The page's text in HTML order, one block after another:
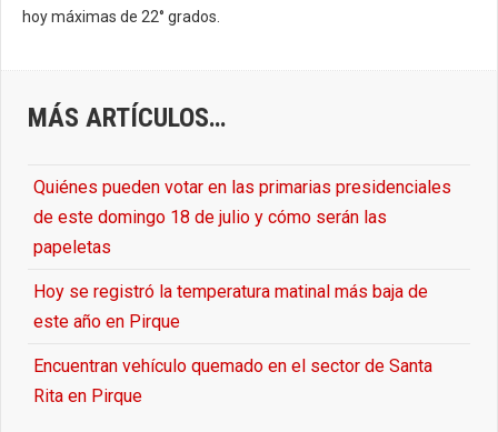
hoy máximas de 22° grados.
MÁS ARTÍCULOS…
Quiénes pueden votar en las primarias presidenciales
de este domingo 18 de julio y cómo serán las
papeletas
Hoy se registró la temperatura matinal más baja de
este año en Pirque
Encuentran vehículo quemado en el sector de Santa
Rita en Pirque